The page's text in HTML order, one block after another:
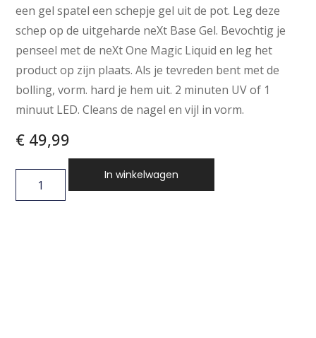
een gel spatel een schepje gel uit de pot. Leg deze
schep op de uitgeharde neXt Base Gel. Bevochtig je
penseel met de neXt One Magic Liquid en leg het
product op zijn plaats. Als je tevreden bent met de
bolling, vorm. hard je hem uit. 2 minuten UV of 1
minuut LED. Cleans de nagel en vijl in vorm.
€ 49,99
In winkelwagen